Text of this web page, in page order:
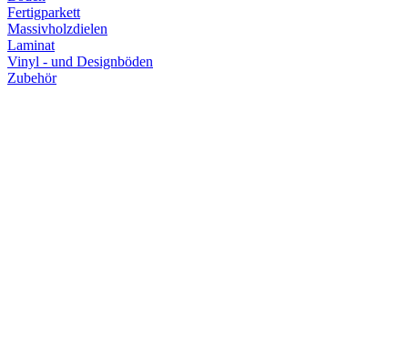
Fertigparkett
Massivholzdielen
Laminat
Vinyl - und Designböden
Zubehör